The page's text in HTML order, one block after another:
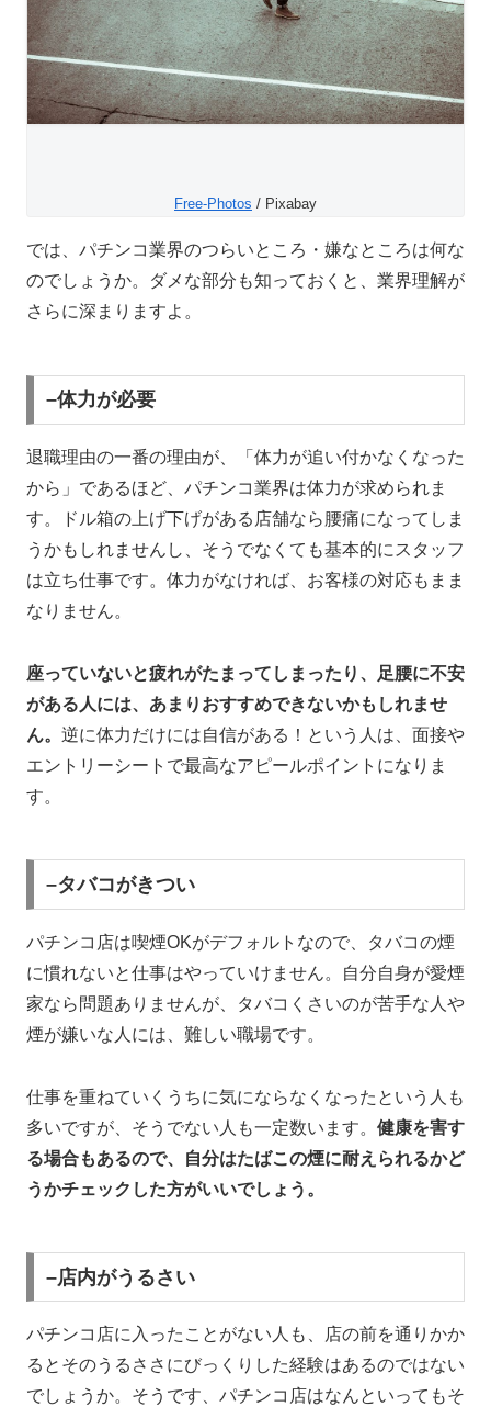
Free-Photos / Pixabay
では、パチンコ業界のつらいところ・嫌なところは何な
のでしょうか。ダメな部分も知っておくと、業界理解が
さらに深まりますよ。
–体力が必要
退職理由の一番の理由が、「体力が追い付かなくなった
から」であるほど、パチンコ業界は体力が求められま
す。ドル箱の上げ下げがある店舗なら腰痛になってしま
うかもしれませんし、そうでなくても基本的にスタッフ
は立ち仕事です。体力がなければ、お客様の対応もまま
なりません。
座っていないと疲れがたまってしまったり、足腰に不安
がある人には、あまりおすすめできないかもしれませ
ん。 逆に体力だけには自信がある！という人は、面接や
エントリーシートで最高なアピールポイントになりま
す。
–タバコがきつい
パチンコ店は喫煙OKがデフォルトなので、タバコの煙
に慣れないと仕事はやっていけません。自分自身が愛煙
家なら問題ありませんが、タバコくさいのが苦手な人や
煙が嫌いな人には、難しい職場です。
仕事を重ねていくうちに気にならなくなったという人も
多いですが、そうでない人も一定数います。 健康を害す
る場合もあるので、自分はたばこの煙に耐えられるかど
うかチェックした方がいいでしょう。
–店内がうるさい
パチンコ店に入ったことがない人も、店の前を通りかか
るとそのうるささにびっくりした経験はあるのではない
でしょうか。そうです、パチンコ店はなんといってもそ